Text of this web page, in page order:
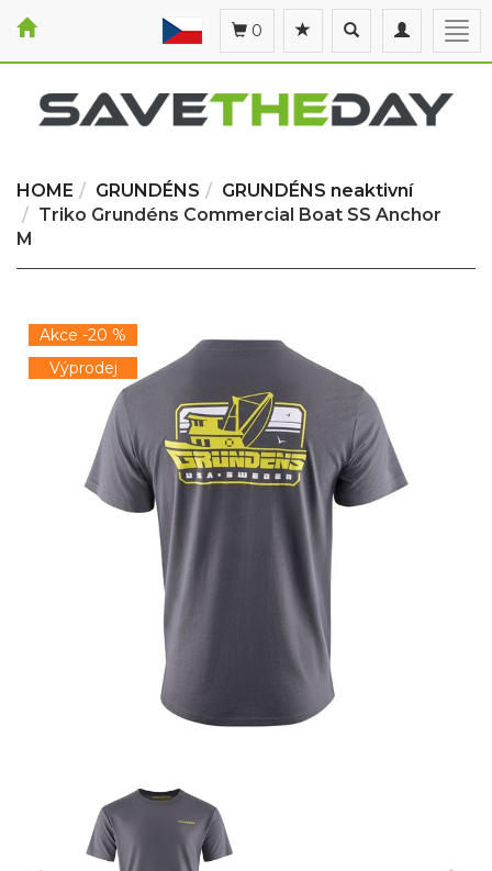
Toggle
navigation
Toggle
search
0
HOME GRUNDÉNS
GRUNDÉNS neaktivní
Triko Grundéns Commercial Boat SS Anchor
M
Akce -20 %
Výprodej